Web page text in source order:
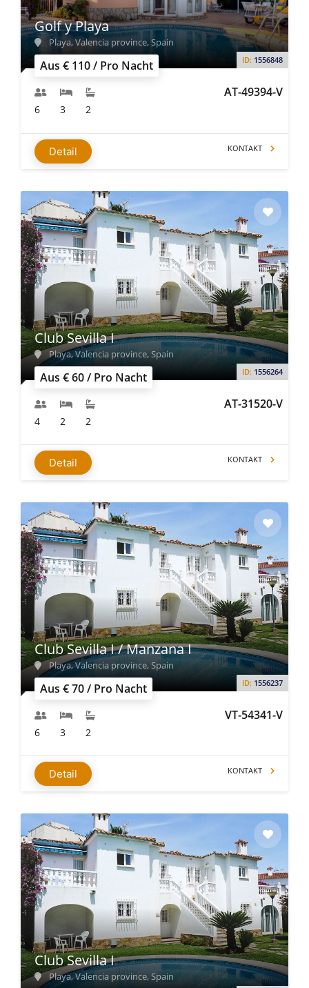
Aus € 110 / Pro Nacht ID: 1556848
AT-49394-V
Golf y Playa
Playa, Valencia province, Spain
6 3 2
Detail KONTAKT
Aus € 60 / Pro Nacht ID: 1556264
AT-31520-V
Club Sevilla I
Playa, Valencia province, Spain
4 2 2
Detail KONTAKT
Aus € 70 / Pro Nacht ID: 1556237
VT-54341-V
Club Sevilla I / Manzana I
Playa, Valencia province, Spain
6 3 2
Detail KONTAKT
Club Sevilla I
Playa, Valencia province, Spain